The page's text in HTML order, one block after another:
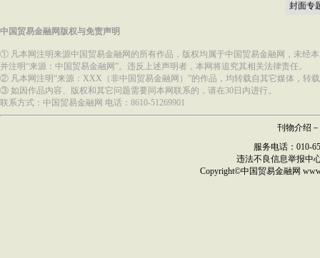
封面专
中国贸易金融网版权与免责声明
① 凡本网注明来源中国贸易金融网的所有作品，版权均属于中国贸易金融网，未经
并注明“来源：中国贸易金融网”。违反上述声明者，本网将追究其相关法律责任。
② 凡本网注明“来源：XXX（非中国贸易金融网）”的作品，均转载自其它媒体，转
③ 如因作品内容、版权和其它问题需要同本网联系的，请在30日内进行。
联系方式：中国贸易金融网 电话：8610-51269901
刊物介绍 －
服务电话：010-
违法不良信息举报中
Copyright©中国贸易金融网